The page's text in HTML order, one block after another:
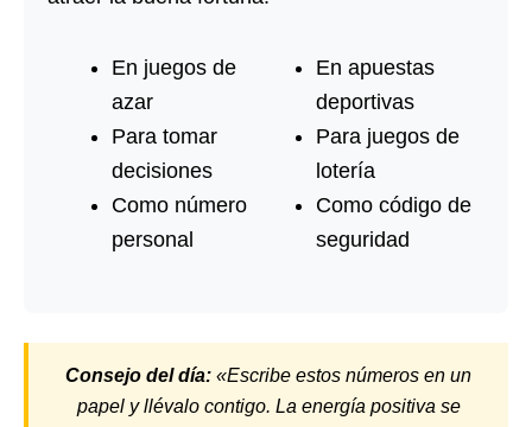
En juegos de
azar
Para tomar
decisiones
Como número
personal
En apuestas
deportivas
Para juegos de
lotería
Como código de
seguridad
Consejo del día: «Escribe estos números en un
papel y llévalo contigo. La energía positiva se